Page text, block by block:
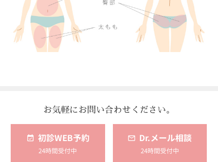
お気軽にお問い合わせください。
初診WEB予約
24時間受付中
Dr.メール相談
24時間受付中